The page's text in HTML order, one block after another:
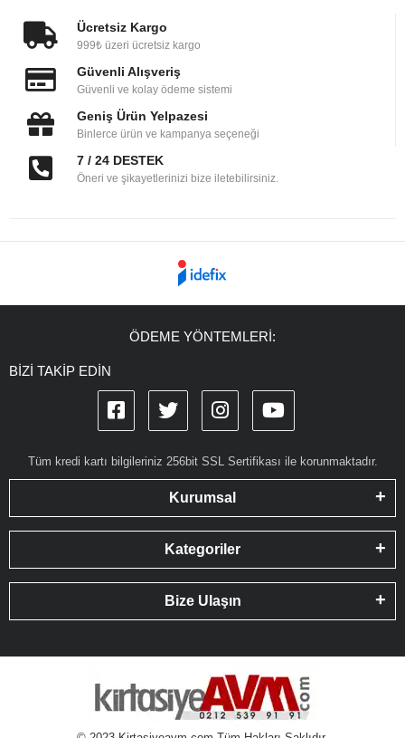
Ücretsiz Kargo
999₺ üzeri ücretsiz kargo
Güvenli Alışveriş
Güvenli ve kolay ödeme sistemi
Geniş Ürün Yelpazesi
Binlerce ürün ve kampanya seçeneği
7 / 24 DESTEK
Öneri ve şikayetlerinizi bize iletebilirsiniz.
ÖDEME YÖNTEMLERİ:
BİZİ TAKİP EDİN
Tüm kredi kartı bilgileriniz 256bit SSL Sertifikası ile korunmaktadır.
Kurumsal
Kategoriler
Bize Ulaşın